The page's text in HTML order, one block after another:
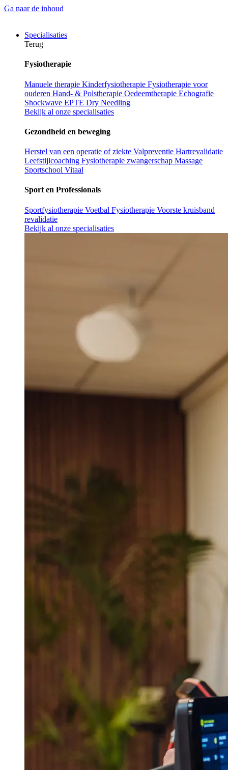
Ga naar de inhoud
Specialisaties
Terug
Fysiotherapie
Manuele therapie Kinderfysiotherapie Fysiotherapie voor
ouderen Hand- & Polstherapie Oedeemtherapie Echografie
Shockwave EPTE Dry Needling
Bekijk al onze specialisaties
Gezondheid en beweging
Herstel van een operatie of ziekte Valpreventie Hartrevalidatie
Leefstijlcoaching Fysiotherapie zwangerschap Massage
Sportschool Vitaal
Sport en Professionals
Sportfysiotherapie Voetbal Fysiotherapie Voorste kruisband
revalidatie
Bekijk al onze specialisaties